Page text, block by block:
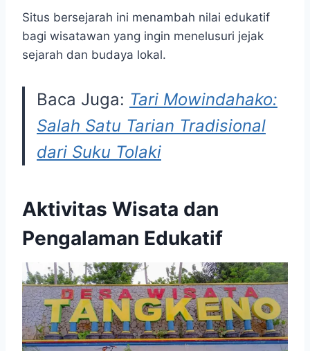
Situs bersejarah ini menambah nilai edukatif
bagi wisatawan yang ingin menelusuri jejak
sejarah dan budaya lokal.
Baca Juga: Tari Mowindahako:
Salah Satu Tarian Tradisional
dari Suku Tolaki
Aktivitas Wisata dan
Pengalaman Edukatif